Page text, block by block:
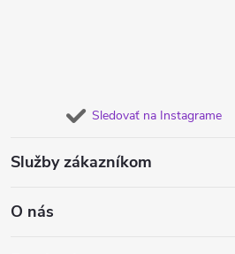
Sledovať na Instagrame
Služby zákazníkom
O nás